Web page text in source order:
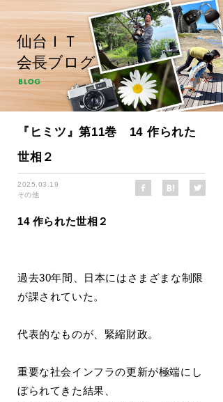
仙台ＩＴ
会長ブログ
『ヒミツ』第11巻 14 作られた
世相２
2025.03.19
その他
14 作られた世相２
過去30年間、日本にはさまざまな制限
が課されていた。
代表的なものが、緊縮財政。
重要な社会インフラの更新が極端にし
ぼられてきた結果、